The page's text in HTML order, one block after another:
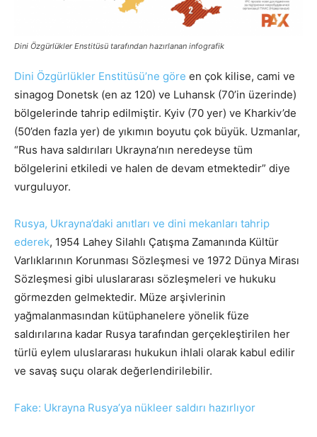
Dini Özgürlükler Enstitüsü tarafından hazırlanan infografik
Dini Özgürlükler Enstitüsü’ne göre en çok kilise, cami ve
sinagog Donetsk (en az 120) ve Luhansk (70’in üzerinde)
bölgelerinde tahrip edilmiştir. Kyiv (70 yer) ve Kharkiv’de
(50’den fazla yer) de yıkımın boyutu çok büyük. Uzmanlar,
“Rus hava saldırıları Ukrayna’nın neredeyse tüm
bölgelerini etkiledi ve halen de devam etmektedir” diye
vurguluyor.
Rusya, Ukrayna’daki anıtları ve dini mekanları tahrip
ederek, 1954 Lahey Silahlı Çatışma Zamanında Kültür
Varlıklarının Korunması Sözleşmesi ve 1972 Dünya Mirası
Sözleşmesi gibi uluslararası sözleşmeleri ve hukuku
görmezden gelmektedir. Müze arşivlerinin
yağmalanmasından kütüphanelere yönelik füze
saldırılarına kadar Rusya tarafından gerçekleştirilen her
türlü eylem uluslararası hukukun ihlali olarak kabul edilir
ve savaş suçu olarak değerlendirilebilir.
Fake: Ukrayna Rusya’ya nükleer saldırı hazırlıyor